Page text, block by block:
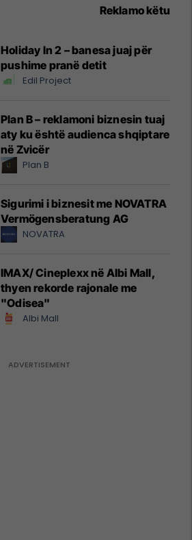
Reklamo këtu
Holiday In 2 – banesa juaj për
pushime pranë detit
Edil Project
Plan B – reklamoni biznesin tuaj
aty ku është audienca shqiptare
në Zvicër
Plan B
Sigurimi i biznesit me NOVATRA
Vermögensberatung AG
NOVATRA
IMAX/ Cineplexx në Albi Mall,
thyen rekorde rajonale me
"Odisea"
Albi Mall